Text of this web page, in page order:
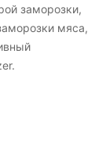
заморозки,
мяса,